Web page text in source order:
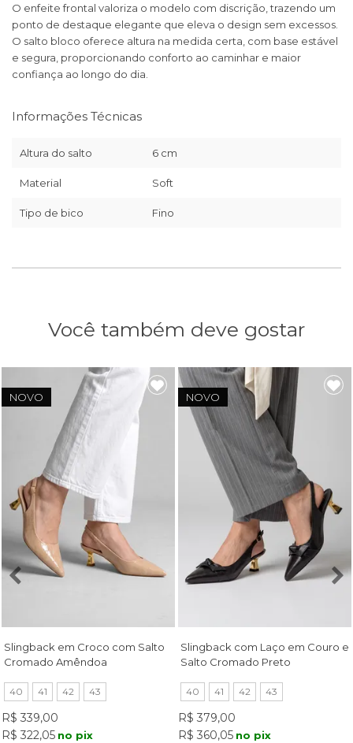
O enfeite frontal valoriza o modelo com discrição, trazendo um
ponto de destaque elegante que eleva o design sem excessos.
O salto bloco oferece altura na medida certa, com base estável
e segura, proporcionando conforto ao caminhar e maior
confiança ao longo do dia.
Informações Técnicas
Altura do salto 6 cm
Material Soft
Tipo de bico Fino
Você também deve gostar
NOVO
Slingback em Croco com Salto
Cromado Amêndoa
40 41 42 43
R$ 339,00
R$ 322,05 no pix
NOVO
Slingback com Laço em Couro e
Salto Cromado Preto
40 41 42 43
R$ 379,00
R$ 360,05 no pix